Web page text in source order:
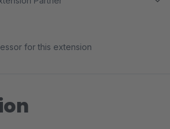
for this extension